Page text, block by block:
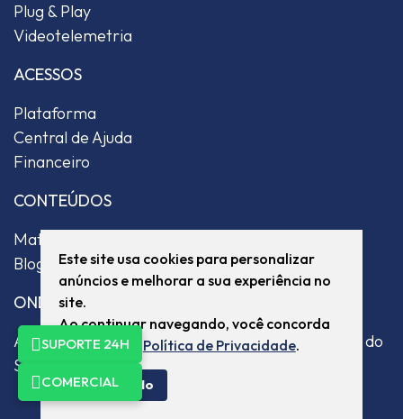
SUPORTE 24H
COMERCIAL
Plug & Play
Videotelemetria
ACESSOS
Plataforma
Central de Ajuda
Financeiro
CONTEÚDOS
Materiais
Blog
ONDE ESTAMOS
Av. Grécia, 1593 - Bairro Centro Novo - Eldorado do
Sul / RS - CEP: 92990-000
Este site usa cookies para personalizar
anúncios e melhorar a sua experiência no
site.
Ao continuar navegando, você concorda
com a nossa Política de Privacidade.
Eu concordo